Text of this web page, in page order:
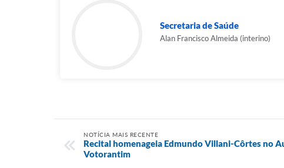
Secretaria de Saúde
Alan Francisco Almeida (interino)
NOTÍCIA MAIS RECENTE
Recital homenageia Edmundo Villani-Côrtes no
Votorantim